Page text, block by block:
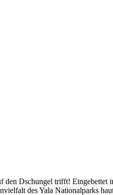
den Dschungel trifft! Eingebettet
des Yala Nationalparks